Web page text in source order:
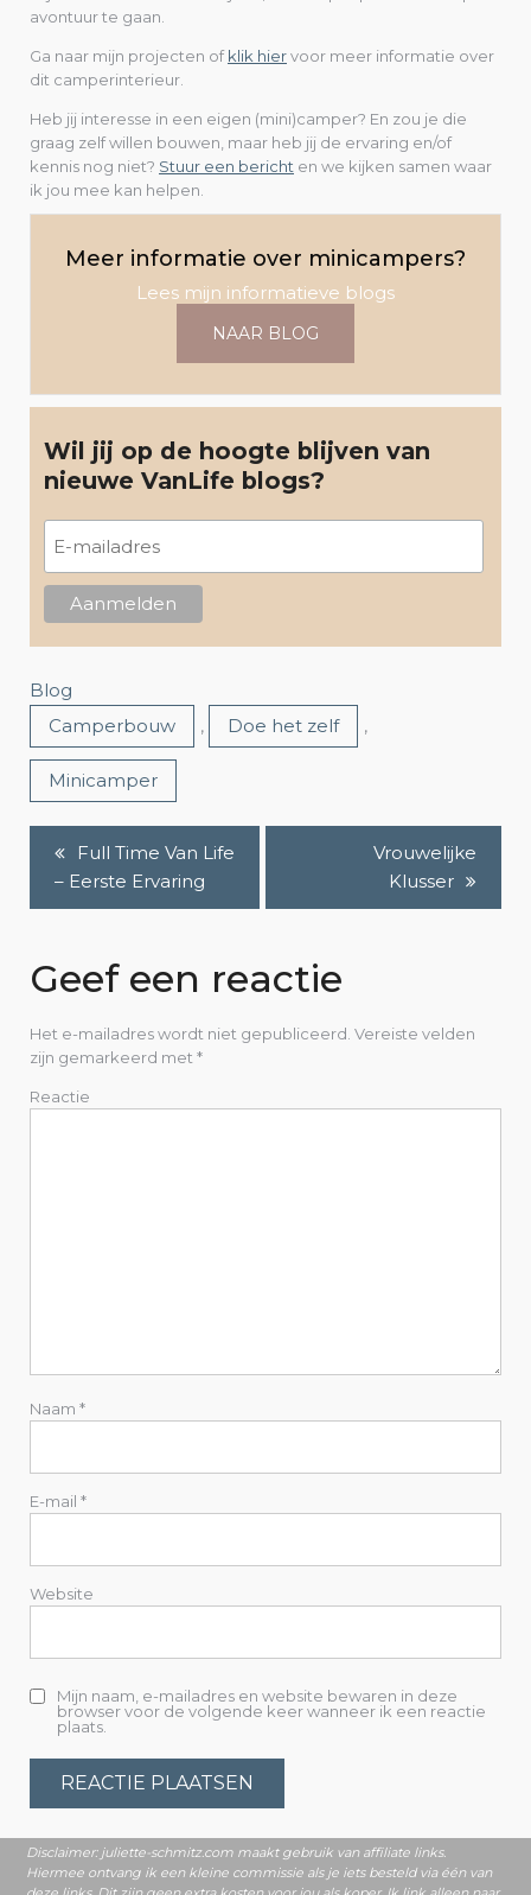
avontuur te gaan.
Ga naar mijn projecten ofklik hiervoor meer informatie over
dit camperinterieur.
Heb jij interesse in een eigen (mini)camper? En zou je die
graag zelf willen bouwen, maar heb jij de ervaring en/of
kennis nog niet? Stuur een bericht en we kijken samen waar
ik jou mee kan helpen.
Meer informatie over minicampers?
Lees mijn informatieve blogs
NAAR BLOG
Wil jij op de hoogte blijven van
nieuwe VanLife blogs?
Blog
Camperbouw
, Doe het zelf ,
Minicamper
B
e
r
i
c
h
g
a
t
i
e
Full Time Van Life
– Eerste Ervaring
Vrouwelijke
Klusser
Geef een reactie
Het e-mailadres wordt niet gepubliceerd. Vereiste velden
zijn gemarkeerd met*
Reactie
Naam *
E-mail *
Website
Mijn naam, e-mailadres en website bewaren in deze
browser voor de volgende keer wanneer ik een reactie
plaats.